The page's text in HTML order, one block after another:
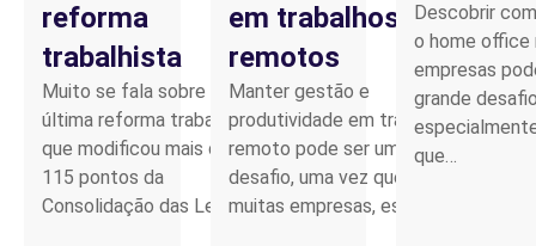
reforma
trabalhista
Muito se fala sobre a
última reforma trabalhista,
que modificou mais de
115 pontos da
Consolidação das Leis…
em trabalhos
remotos
Manter gestão e
produtividade em trabalho
remoto pode ser um
desafio, uma vez que, para
muitas empresas, essa…
Descobrir
o home office
empresas
grande
que…